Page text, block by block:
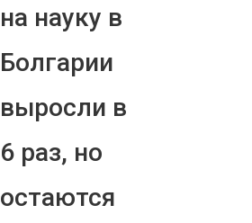
на науку в
Болгарии
выросли в
6 раз, но
остаются